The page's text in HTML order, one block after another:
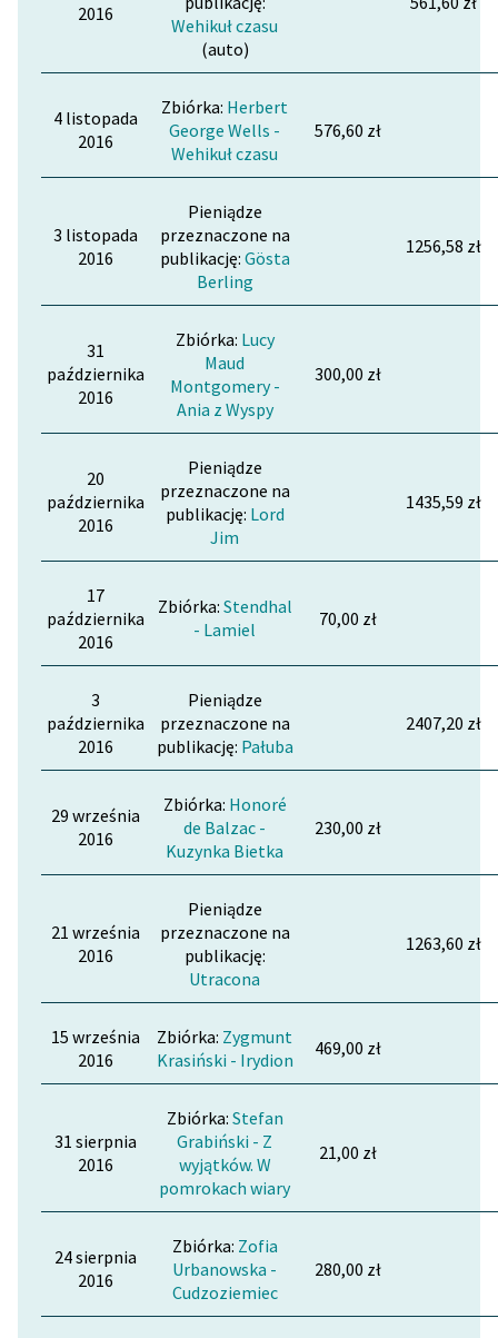
2016
Wehikuł czasu
(auto)
4 listopada
2016
Zbiórka: Herbert
George Wells -
Wehikuł czasu
576,60 zł
3 listopada
2016
Pieniądze
przeznaczone na
publikację: Gösta
Berling
1256,58 zł
31
października
2016
Zbiórka: Lucy
Maud
Montgomery -
Ania z Wyspy
300,00 zł
20
października
2016
Pieniądze
przeznaczone na
publikację: Lord
Jim
1435,59 zł
17
października
2016
Zbiórka: Stendhal
- Lamiel
70,00 zł
3
października
2016
Pieniądze
przeznaczone na
publikację: Pałuba
2407,20 zł
29 września
2016
Zbiórka: Honoré
de Balzac -
Kuzynka Bietka
230,00 zł
21 września
2016
Pieniądze
przeznaczone na
publikację:
Utracona
1263,60 zł
15 września
2016
Zbiórka: Zygmunt
Krasiński - Irydion
469,00 zł
31 sierpnia
2016
Zbiórka: Stefan
Grabiński - Z
wyjątków. W
pomrokach wiary
21,00 zł
24 sierpnia
2016
Zbiórka: Zofia
Urbanowska -
Cudzoziemiec
280,00 zł